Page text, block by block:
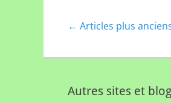
Navigation
articles
← Articles plus
Autres sites et